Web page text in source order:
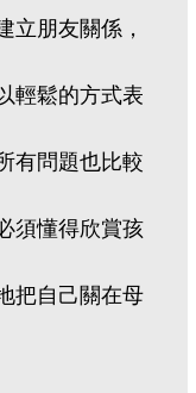
立朋友關係，
輕鬆的方式表
有問題也比較
須懂得欣賞孩
把自己關在母